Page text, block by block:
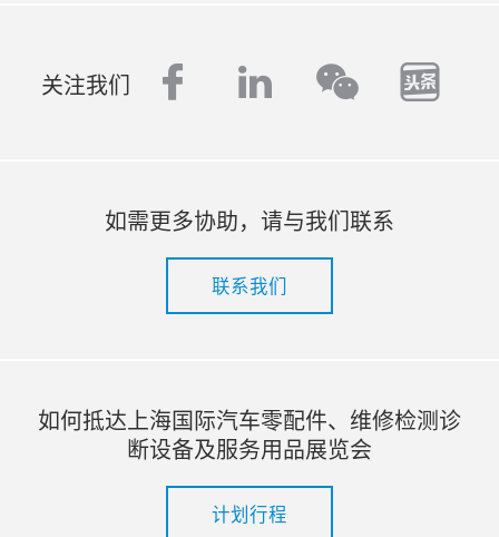
关注我们 facebook
linkedinwechat
如需更多协助，请与我们联系
联系我们
如何抵达上海国际汽车零配件、维修检测诊
断设备及服务用品展览会
计划行程